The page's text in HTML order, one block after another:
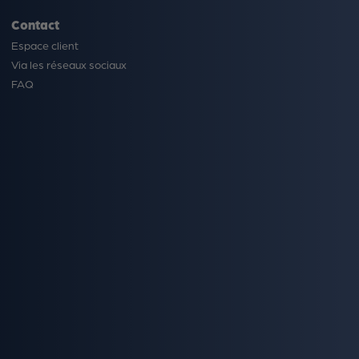
Contact
Espace client
Via les réseaux sociaux
FAQ